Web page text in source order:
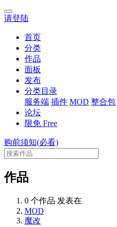
请登陆
首页
分类
作品
面板
发布
分类目录
服务端 插件 MOD 整合包
论坛
限免 Free
购前须知(必看)
作品
0 个作品 发表在
MOD
魔改